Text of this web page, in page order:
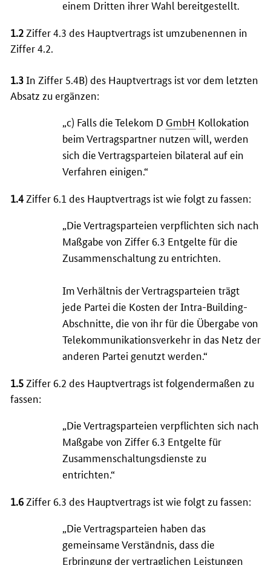
einem Dritten ihrer Wahl bereitgestellt.
1.2 Ziffer 4.3 des Hauptvertrags ist umzubenennen in
Ziffer 4.2.
1.3In Ziffer 5.4B) des Hauptvertrags ist vor dem letzten
Absatz zu ergänzen:
„c) Falls die Telekom D GmbH Kollokation
beim Vertragspartner nutzen will, werden
sich die Vertragsparteien bilateral auf ein
Verfahren einigen.“
1.4 Ziffer 6.1 des Hauptvertrags ist wie folgt zu fassen:
„Die Vertragsparteien verpflichten sich nach
Maßgabe von Ziffer 6.3 Entgelte für die
Zusammenschaltung zu entrichten.
Im Verhältnis der Vertragsparteien trägt
jede Partei die Kosten derIntra-Building-
Abschnitte, die von ihr für die Übergabe von
Telekommunikationsverkehr in das Netz der
anderen Partei genutzt werden.“
1.5 Ziffer 6.2 des Hauptvertrags ist folgendermaßen zu
fassen:
„Die Vertragsparteien verpflichten sich nach
Maßgabe von Ziffer 6.3 Entgelte für
Zusammenschaltungsdienste zu
entrichten.“
1.6 Ziffer 6.3 des Hauptvertrags ist wie folgt zu fassen:
„Die Vertragsparteien haben das
gemeinsame Verständnis, dass die
Erbringung der vertraglichen Leistungen